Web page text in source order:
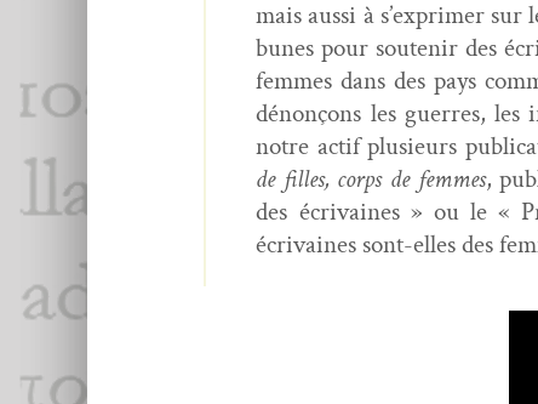
mais aus­si à s’exprimer
bunes pour soutenir des
femmes dans des pays
dénonçons les guer­res, les
notre act­if plusieurs
de filles, corps de femmes,
des écrivaines » ou le «
écrivaines sont-elles des